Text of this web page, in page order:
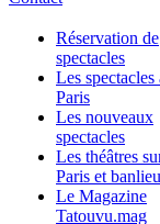
Réservation de
spectacles
Les spectacles
Paris
Les nouveaux
spectacles
Les théâtres
Paris et
Le Magazine
Tatouvu.mag